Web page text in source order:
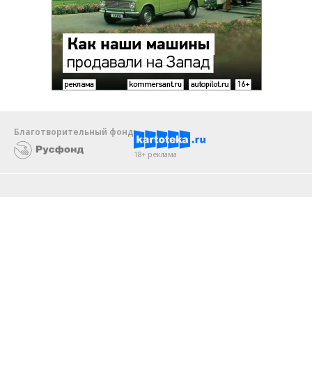
Благотворительный фонд
18+ реклама